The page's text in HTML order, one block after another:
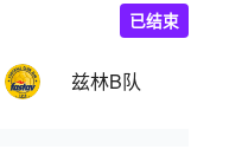
兹林B队
已结束